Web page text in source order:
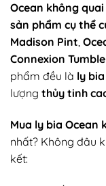
Ocean không quai
sản phẩm cụ thể
Madison Pint,
Connexion
phẩm đều là ly
lượng thủy tinh
Mua ly bia Ocean
nhất? Không đâu
kết: